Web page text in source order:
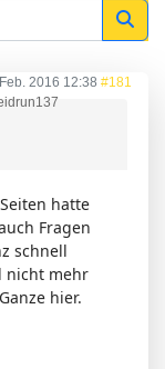
2016 12:38 #181
hatte
Fragen
schnell
nicht mehr
hier.